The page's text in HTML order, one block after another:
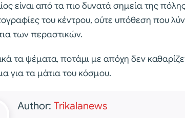
είναι από τα πιο δυνατά σημεία της
του κέντρου, ούτε υπόθεση που
των περαστικών.
τα ψέματα, ποτάμι με απόχη δεν
για τα μάτια του κόσμου.
Author: Trikalanews